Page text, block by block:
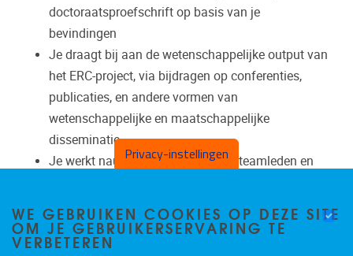
doctoraatsproefschrift op basis van je
bevindingen
Je draagt bij aan de wetenschappelijke output van
het ERC-project, via bijdragen op conferenties,
publicaties, en andere vormen van
wetenschappelijke en maatschappelijke
disseminatie
Je werkt nauw samen met andere teamleden en
interdisciplinaire onderzoekomgeving
Privacy-instellingen
WE GEBRUIKEN COOKIES OP DEZE SITE
OM JE GEBRUIKERSERVARING TE
VERBETEREN